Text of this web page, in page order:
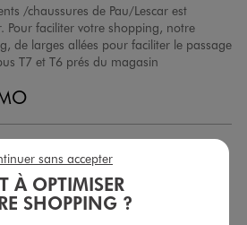
/chaussures de Pau/Lescar est
Pour faciliter votre shopping, notre
de larges allées pour faciliter le passage
T7 et T6 prés du magasin
D’AVIS
et vous proposons un avoir ou un
tout article non porté, non retouché,
À OPTIMISER
SHOPPING ?
sans accepter